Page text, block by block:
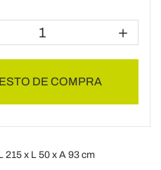
DE COMPRA
215 x L 50 x A 93 cm